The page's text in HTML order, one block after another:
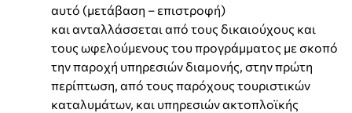
αυτό (μετάβαση – επιστροφή)
και ανταλλάσσεται από τους δικαιούχους και
τους ωφελούμενους του προγράμματος με σκοπό
την παροχή υπηρεσιών διαμονής, στην πρώτη
περίπτωση, από τους παρόχους τουριστικών
καταλυμάτων, και υπηρεσιών ακτοπλοϊκής